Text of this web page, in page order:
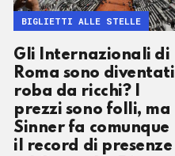
Gli Internazionali di
Roma sono diventati
roba da ricchi? I
prezzi sono folli, ma
Sinner fa comunque
il record di presenze
BIGLIETTI ALLE STELLE